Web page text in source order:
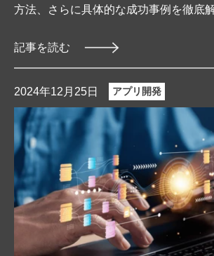
方法、さらに具体的な成功事例を徹底
記事を読む
2024年12月25日 アプリ開発